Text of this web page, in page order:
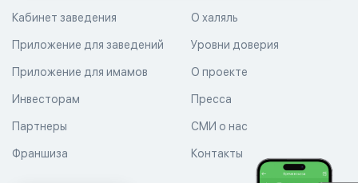
О халяль
Уровни доверия
Кабинет заведения
Приложение для заведений
Приложение для имамов О проекте
Пресса
СМИ о нас
Контакты
Инвесторам
Партнеры
Франшиза